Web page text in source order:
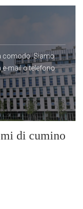
comodo. Siamo
e-mail o telefono.
di cumino